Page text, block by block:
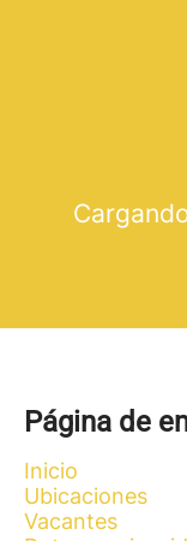
Página de
Inicio
Ubicaciones
Vacantes